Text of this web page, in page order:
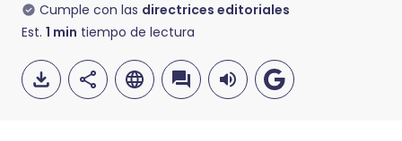
Cumple con las directrices editoriales
Est. 1 min tiempo de lectura